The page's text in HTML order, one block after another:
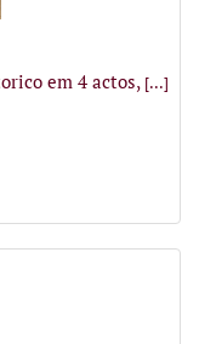
em 4 actos, [...]